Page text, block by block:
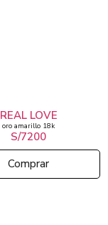
REAL LOVE
oro amarillo 18k
S/7200
Comprar